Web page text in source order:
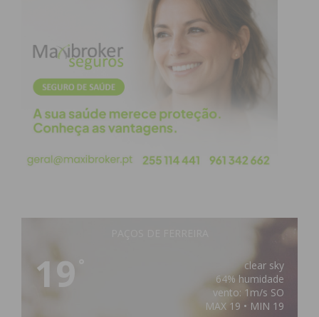
19
clear sky
64% humidade
vento: 1m/s SO
MAX 19 • MIN 19